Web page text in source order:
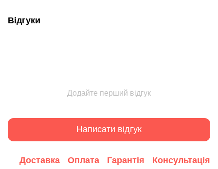
Відгуки
Додайте перший відгук
Написати відгук
Доставка Оплата Гарантія Консультація